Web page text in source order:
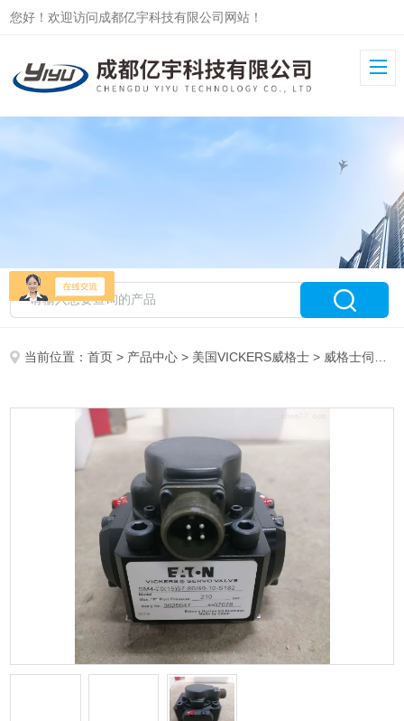
您好！欢迎访问成都亿宇科技有限公司网站！
当前位置：首页 > 产品中心 > 美国VICKERS威格士 > 威格士伺服阀